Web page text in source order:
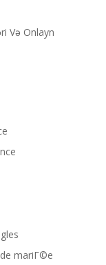
Və Onlayn
mariГ©e